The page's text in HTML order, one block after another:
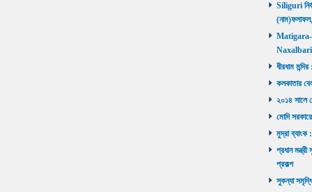
Siliguri
Matigara-
Naxalbari
ধীরধাম
কলকাতার
২০১৪ সালে
মোদি
মুদ্রা ব্যাংক
প্রধান
প্রকল্প
সুকন্যা